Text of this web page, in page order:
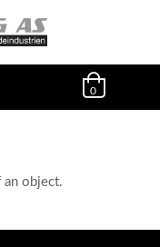
0
an object.